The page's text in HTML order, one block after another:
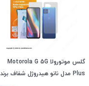
گلس موتورولا Motorola G 5G
Plus مدل نانو هیدروژل شفاف برند